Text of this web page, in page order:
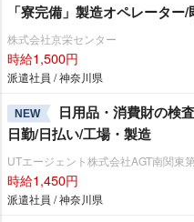
「寮完備」製造オペレータ
株式会社京栄センター
時給1,500円
派遣社員 / 神奈川県
NEW
日用品・消費財の検
日勤/日払い/工場・製造
UTエージェント株式会社AGT南関東
時給1,450円
派遣社員 / 神奈川県